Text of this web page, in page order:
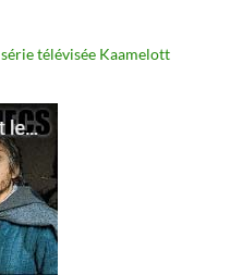
série télévisée Kaamelott